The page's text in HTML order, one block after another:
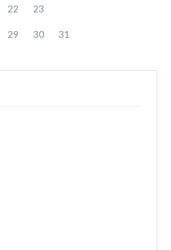
22 23
29 30 31